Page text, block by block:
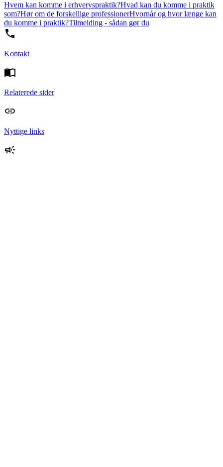
Hvem kan komme i erhvervspraktik?Hvad kan du komme i praktik
som?Hør om de forskellige professionerHvornår og hvor længe kan
du komme i praktik?Tilmelding - sådan gør du
Kontakt
Relaterede sider
Nyttige links